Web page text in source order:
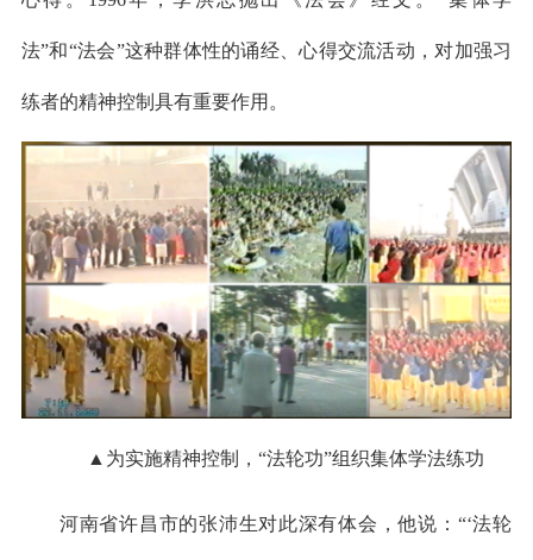
法”和“法会”这种群体性的诵经、心得交流活动，对加强习
练者的精神控制具有重要作用。
▲为实施精神控制，“法轮功”组织集体学法练功
河南省许昌市的张沛生对此深有体会，他说：“‘法轮